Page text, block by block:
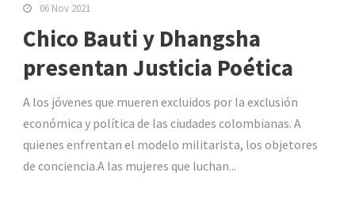
06 Nov 2021
Chico Bauti y Dhangsha
presentan Justicia Poética
A los jóvenes que mueren excluidos por la exclusión
económica y política de las ciudades colombianas. A
quienes enfrentan el modelo militarista, los objetores
de conciencia.A las mujeres que luchan...